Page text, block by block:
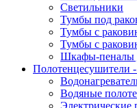
Светильники
Тумбы под
Тумбы с
Тумбы с
Шкафы-пеналы
Полотенцесушители
Водяные
Электрические